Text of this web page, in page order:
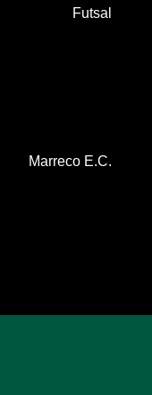
Futsal
Marreco E.C.